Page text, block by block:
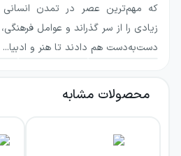
درباره کتاب مده‌آ= Modea
مده‌آ از مشهورترین
رفت. داستان آن به
اسطوره‌ای زنی ساحره است،
که مهم‌ترین عصر در تمدن انسانی
زیادی را از سر گذراند و عوامل
دست‌به‌دست هم دادند تا هنر و ادبیا...
محصولات مشابه